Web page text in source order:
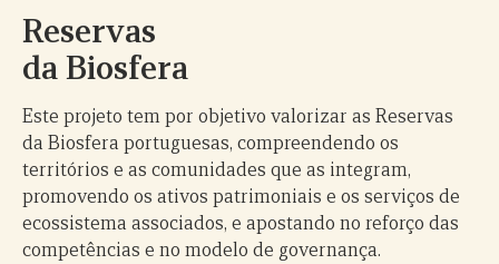
Reservas
da Biosfera
Este projeto tem por objetivo valorizar as Reservas
da Biosfera portuguesas, compreendendo os
territórios e as comunidades que as integram,
promovendo os ativos patrimoniais e os serviços de
ecossistema associados, e apostando no reforço das
competências e no modelo de governança.